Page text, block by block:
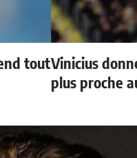
toutVinicius
plus proche